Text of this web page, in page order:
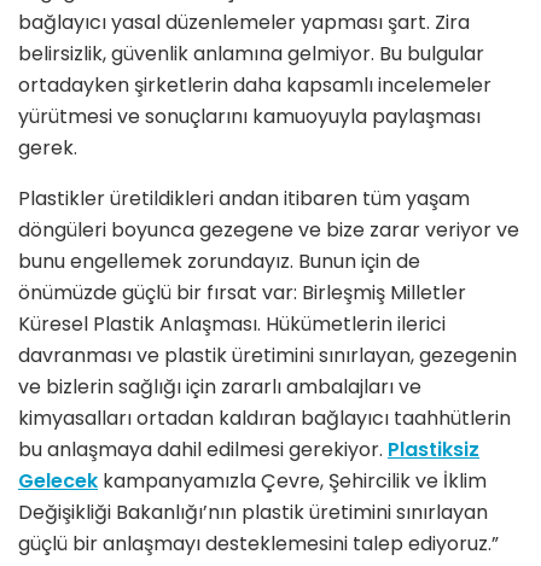
bağlayıcı yasal düzenlemeler yapması şart. Zira
belirsizlik, güvenlik anlamına gelmiyor. Bu bulgular
ortadayken şirketlerin daha kapsamlı incelemeler
yürütmesi ve sonuçlarını kamuoyuyla paylaşması
gerek.
Plastikler üretildikleri andan itibaren tüm yaşam
döngüleri boyunca gezegene ve bize zarar veriyor ve
bunu engellemek zorundayız. Bunun için de
önümüzde güçlü bir fırsat var: Birleşmiş Milletler
Küresel Plastik Anlaşması. Hükümetlerin ilerici
davranması ve plastik üretimini sınırlayan, gezegenin
ve bizlerin sağlığı için zararlı ambalajları ve
kimyasalları ortadan kaldıran bağlayıcı taahhütlerin
bu anlaşmaya dahil edilmesi gerekiyor. Plastiksiz
Gelecek kampanyamızla Çevre, Şehircilik ve İklim
Değişikliği Bakanlığı’nın plastik üretimini sınırlayan
güçlü bir anlaşmayı desteklemesini talep ediyoruz.”